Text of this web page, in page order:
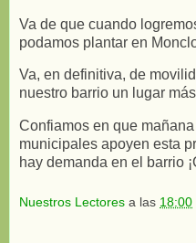
Va de que cuando
podamos plantar en
Va, en definitiva, de
nuestro barrio un lugar
Confiamos en que
municipales apoyen esta
hay demanda en el barrio
Nuestros Lectores a las 18:00